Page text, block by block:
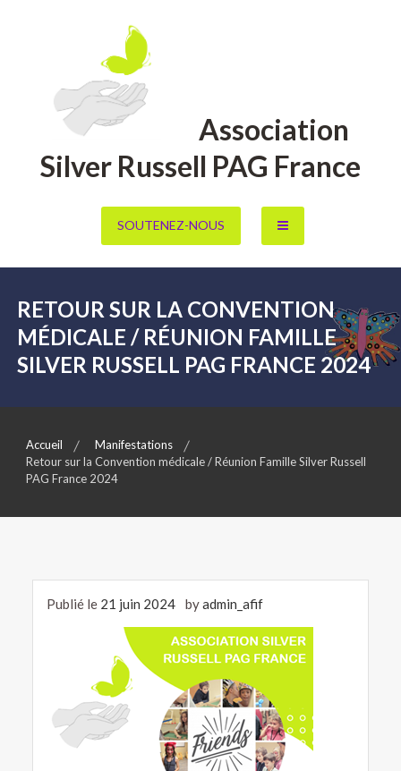
Association
Silver Russell PAG France
SOUTENEZ-NOUS
RETOUR SUR LA CONVENTION
MÉDICALE / RÉUNION FAMILLE
SILVER RUSSELL PAG FRANCE 2024
Accueil
Manifestations
Retour sur la Convention médicale / Réunion Famille Silver Russell
PAG France 2024
Publié le 21 juin 2024 byadmin_afif